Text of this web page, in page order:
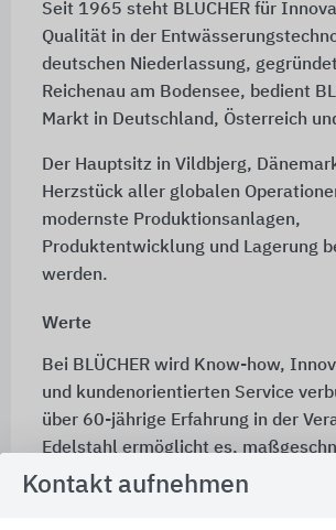
Seit 1965 steht BLÜCHER für
Qualität in der
deutschen Niederlassung,
Reichenau am Bodensee, bedient
Markt in Deutschland, Österreich
Der Hauptsitz in Vildbjerg,
Herzstück aller globalen
modernste Produktionsanlagen,
Produktentwicklung und Lagerung
werden.
Werte
Bei BLÜCHER wird Know-how,
und kundenorientierten Service
über 60-jährige Erfahrung in der
Edelstahl ermöglicht es,
Lösungen anzubieten, die den
Kontakt aufnehmen